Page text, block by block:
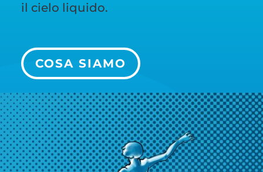
il cielo liquido.
COSA SIAMO